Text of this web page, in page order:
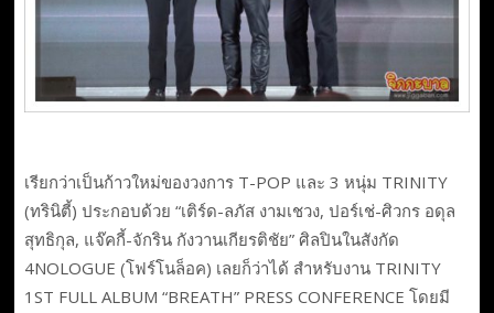
เรียกว่าเป็นก้าวใหม่ของวงการ T-POP และ 3 หนุ่ม TRINITY
(ทรินิตี้) ประกอบด้วย “เติร์ด-ลภัส งามเชวง, ปอร์เช่-ศิวกร อดุล
สุทธิกุล, แจ๊คกี้-จักริน กังวานเกียรติชัย” ศิลปินในสังกัด
4NOLOGUE (โฟร์โนล็อค) เลยก็ว่าได้ สำหรับงาน TRINITY
1ST FULL ALBUM “BREATH” PRESS CONFERENCE โดยมี